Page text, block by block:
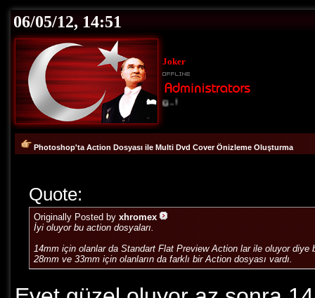
06/05/12, 14:51
Joker
Photoshop'ta Action Dosyası ile Multi Dvd Cover Önizleme Oluşturma
Quote:
Originally Posted by xhromex
İyi oluyor bu action dosyaları.
14mm için olanlar da Standart Flat Preview Action lar ile oluyor diye
28mm ve 33mm için olanların da farklı bir Action dosyası vardı.